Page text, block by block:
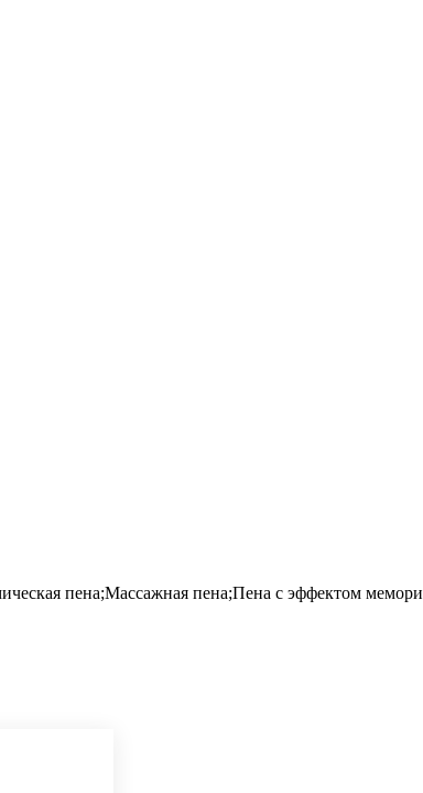
пена;Массажная пена;Пена с эффектом мемори